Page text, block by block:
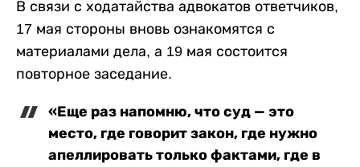
В связи с ходатайства адвокатов ответчиков,
17 мая стороны вновь ознакомятся с
материалами дела, а 19 мая состоится
повторное заседание.
«Еще раз напомню, что суд — это
место, где говорит закон, где нужно
апеллировать только фактами, где в